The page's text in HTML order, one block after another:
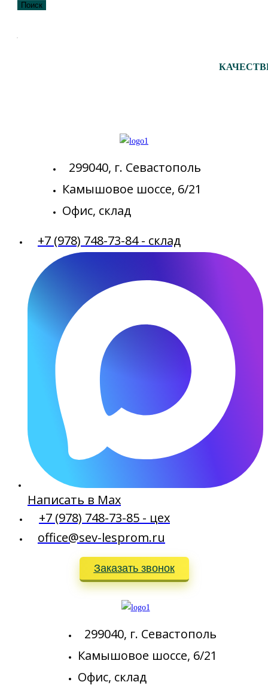
Поиск
299040, г. Севастополь
Камышовое шоссе, 6/21
Офис, склад
+7 (978) 748-73-84 - склад
Написать в Max
+7 (978) 748-73-85 - цех
office@sev-lesprom.ru
Заказать звонок
299040, г. Севастополь
Камышовое шоссе, 6/21
Офис, склад